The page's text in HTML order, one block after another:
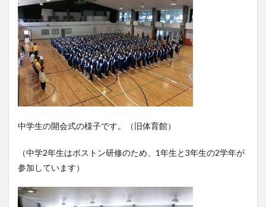
中学生の開会式の様子です。（旧体育館）
（中学2年生はボストン研修のため、1年生と3年生の2学年が
参加しています）